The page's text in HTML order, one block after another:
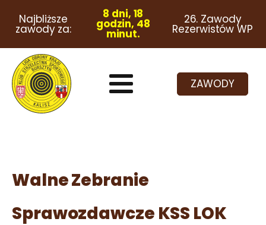
Najbliższe
zawody za:
8 dni, 18
godzin, 48
minut.
26. Zawody
Rezerwistów WP
ZAWODY
Walne Zebranie
Sprawozdawcze KSS LOK